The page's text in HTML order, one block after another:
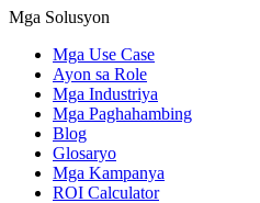
Mga Solusyon
Mga Use Case
Ayon sa Role
Mga Industriya
Mga Paghahambing
Blog
Glosaryo
Mga Kampanya
ROI Calculator